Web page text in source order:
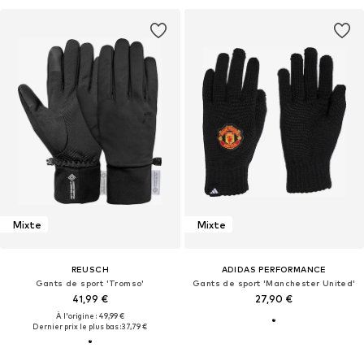
Mixte
REUSCH
Gants de sport 'Tromso'
41,99 €
À l'origine : 49,99 €
Dernier prix le plus bas :37,79 €
Mixte
ADIDAS PERFORMANCE
Gants de sport 'Manchester United'
27,90 €